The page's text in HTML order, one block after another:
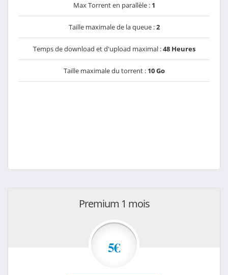
Max Torrent en parallèle : 1
Taille maximale de la queue :2
Temps de download et d'upload maximal :48 Heures
Taille maximale du torrent : 10 Go
Premium 1 mois
5€